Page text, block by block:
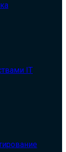
IT